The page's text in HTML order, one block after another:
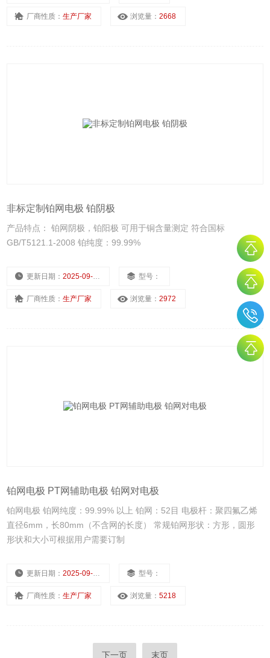
厂商性质：生产厂家 浏览量：2668
非标定制铂网电极 铂阴极
产品特点： 铂网阴极，铂阳极 可用于铜含量测定 符合国标
GB/T5121.1-2008 铂纯度：99.99%
更新日期：2025-09-15 型号：
厂商性质：生产厂家 浏览量：2972
铂网电极 PT网辅助电极 铂网对电极
铂网电极 铂网纯度：99.99% 以上 铂网：52目 电极杆：聚四氟乙烯
直径6mm，长80mm（不含网的长度） 常规铂网形状：方形，圆形
形状和大小可根据用户需要订制
更新日期：2025-09-15 型号：
厂商性质：生产厂家 浏览量：5218
下一页 末页